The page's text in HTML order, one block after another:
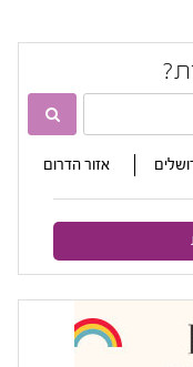

אזור הדרום